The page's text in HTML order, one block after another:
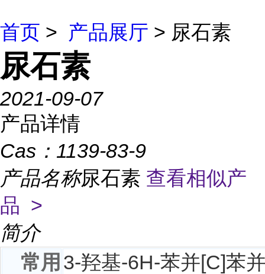
首页 > 产品展厅 > 尿石素
尿石素
2021-09-07
产品详情
Cas： 1139-83-9
产品名称尿石素 查看相似产
品 >
简介
常用 3-羟基-6H-苯并[C]苯